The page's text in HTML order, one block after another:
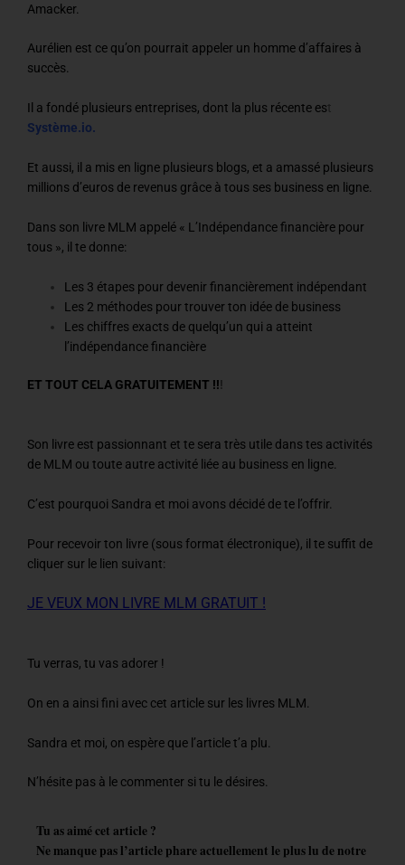
Amacker.
Aurélien est ce qu’on pourrait appeler un homme d’affaires à
succès.
Il a fondé plusieurs entreprises, dont la plus récente est
Système.io.
Et aussi, il a mis en ligne plusieurs blogs, et a amassé plusieurs
millions d’euros de revenus grâce à tous ses business en ligne.
Dans son livre MLM appelé « L’Indépendance financière pour
tous », il te donne:
Les 3 étapes pour devenir financièrement indépendant
Les 2 méthodes pour trouver ton idée de business
Les chiffres exacts de quelqu’un qui a atteint
l’indépendance financière
ET TOUT CELA GRATUITEMENT !!!
Son livre est passionnant et te sera très utile dans tes activités
de MLM ou toute autre activité liée au business en ligne.
C’est pourquoi Sandra et moi avons décidé de te l’offrir.
Pour recevoir ton livre (sous format électronique), il te suffit de
cliquer sur le lien suivant:
JE VEUX MON LIVRE MLM GRATUIT !
Tu verras, tu vas adorer !
On en a ainsi fini avec cet article sur les livres MLM.
Sandra et moi, on espère que l’article t’a plu.
N’hésite pas à le commenter si tu le désires.
Tu as aimé cet article ?
Ne manque pas l’article phare actuellement le plus lu de notre